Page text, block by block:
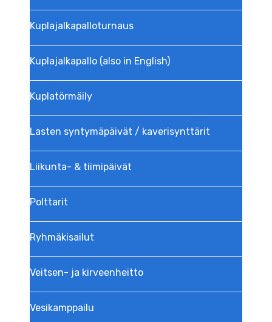
Kuplajalka­palloturnaus
Kuplajalkapallo (also in English)
Kuplatörmäily
Lasten syntymäpäivät / kaverisynttärit
Liikunta- & tiimipäivät
Polttarit
Ryhmäkisailut
Veitsen- ja kirveenheitto
Vesikamppailu